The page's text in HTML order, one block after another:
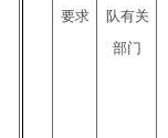
要求
队有关
部门